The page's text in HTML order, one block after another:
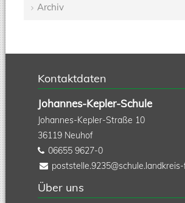
überspringen
Archiv
Kontaktdaten
Johannes-Kepler-Schule
Johannes-Kepler-Straße 10
36119 Neuhof
06655 9627-0
Über uns